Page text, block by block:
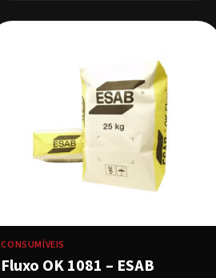
CONSUMÍVEIS
Fluxo OK 1081 – ESAB